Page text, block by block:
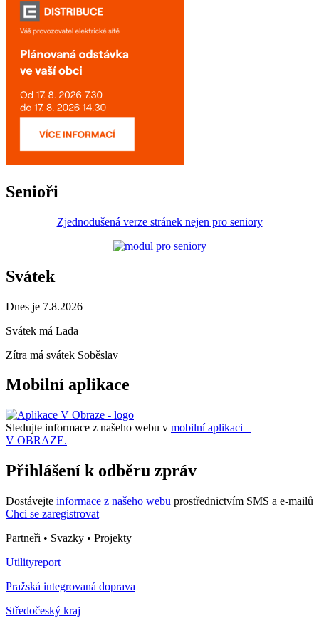
Senioři
Zjednodušená verze stránek nejen pro seniory
Svátek
Dnes je 7.8.2026
Svátek má Lada
Zítra má svátek Soběslav
Mobilní aplikace
Sledujte informace z našeho webu v mobilní aplikaci –
V OBRAZE.
Přihlášení k odběru zpráv
Dostávejte informace z našeho webu prostřednictvím SMS a e-mailů
Chci se zaregistrovat
Partneři • Svazky • Projekty
Utilityreport
Pražská integrovaná doprava
Středočeský kraj